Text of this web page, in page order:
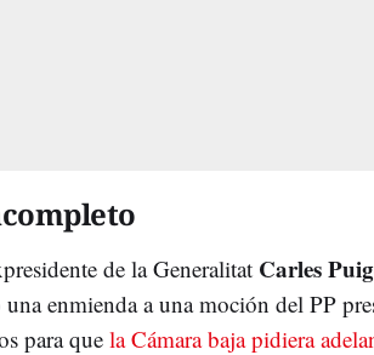
de la Generalitat Carles
enmienda a una moción del PP
para quela Cámara baja pidiera